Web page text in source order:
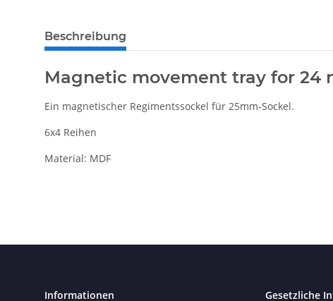
Beschreibung
Magnetic movement tray for 24
Ein magnetischer Regimentssockel für 25mm-Sockel.
6x4 Reihen
Material: MDF
Informationen Gesetzliche